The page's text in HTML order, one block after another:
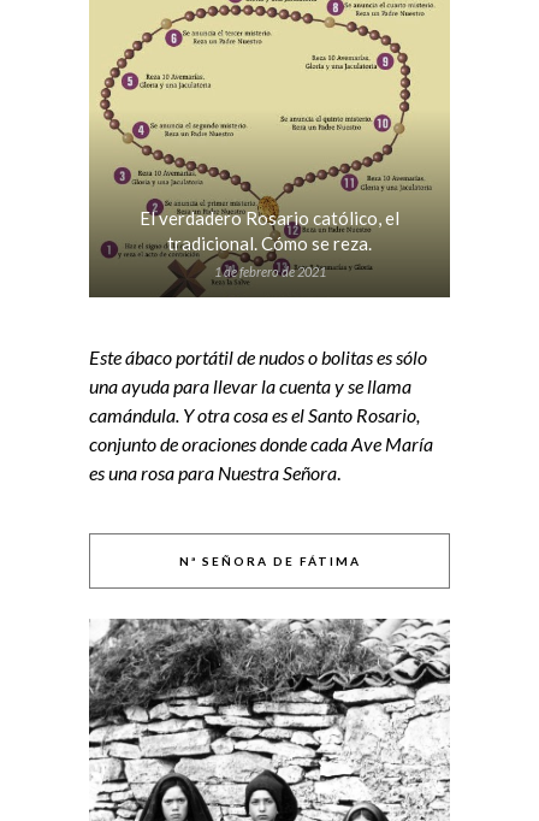
El verdadero Rosario católico, el
tradicional. Cómo se reza.
1 de febrero de 2021
Este ábaco portátil de nudos o bolitas es sólo
una ayuda para llevar la cuenta y se llama
camándula. Y otra cosa es el Santo Rosario,
conjunto de oraciones donde cada Ave María
es una rosa para Nuestra Señora.
Nª SEÑORA DE FÁTIMA